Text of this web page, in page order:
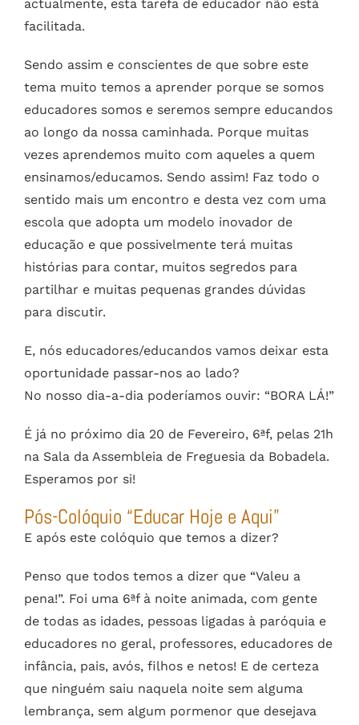
actualmente, esta tarefa de educador não está
facilitada.
Sendo assim e conscientes de que sobre este
tema muito temos a aprender porque se somos
educadores somos e seremos sempre educandos
ao longo da nossa caminhada. Porque muitas
vezes aprendemos muito com aqueles a quem
ensinamos/educamos. Sendo assim! Faz todo o
sentido mais um encontro e desta vez com uma
escola que adopta um modelo inovador de
educação e que possivelmente terá muitas
histórias para contar, muitos segredos para
partilhar e muitas pequenas grandes dúvidas
para discutir.
E, nós educadores/educandos vamos deixar esta
oportunidade passar-nos ao lado?
No nosso dia-a-dia poderíamos ouvir: “BORA LÁ!”
É já no próximo dia 20 de Fevereiro, 6ªf, pelas 21h
na Sala da Assembleia de Freguesia da Bobadela.
Esperamos por si!
Pós-Colóquio “Educar Hoje e Aqui”
E após este colóquio que temos a dizer?
Penso que todos temos a dizer que “Valeu a
pena!”. Foi uma 6ªf à noite animada, com gente
de todas as idades, pessoas ligadas à paróquia e
educadores no geral, professores, educadores de
infância, pais, avós, filhos e netos! E de certeza
que ninguém saiu naquela noite sem alguma
lembrança, sem algum pormenor que desejava